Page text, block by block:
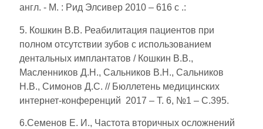
англ. - М. : Рид Элсивер 2010 – 616 с .:
5. Кошкин В.В. Реабилитация пациентов при
полном отсутствии зубов с использованием
дентальных имплантатов / Кошкин В.В.,
Масленников Д.Н., Сальников В.Н., Сальников
Н.В., Симонов Д.С. // Бюллетень медицинских
интернет-конференций 2017 – Т. 6, №1 – С.395.
6.Семенов Е. И., Частота вторичных осложнений